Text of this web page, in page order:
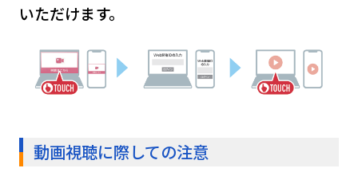
いただけます。
動画視聴に際しての注意